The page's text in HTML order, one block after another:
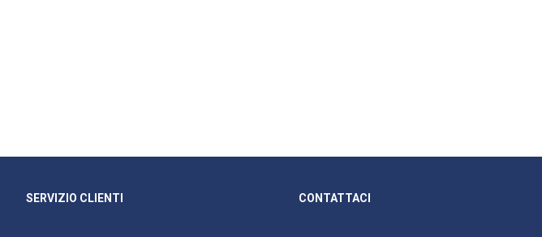
SERVIZIO CLIENTI CONTATTACI